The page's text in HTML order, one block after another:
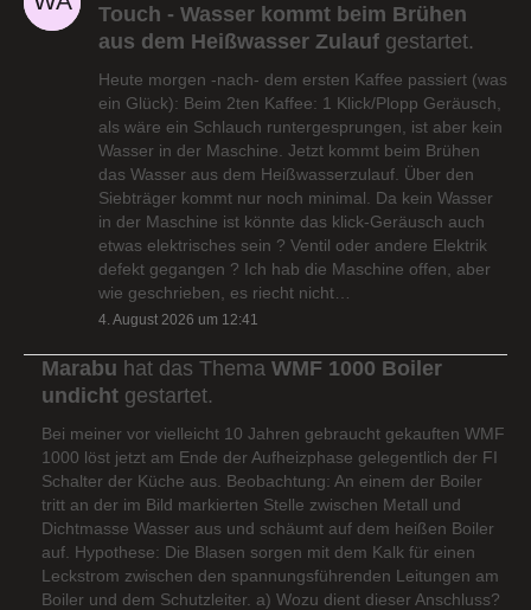
Touch - Wasser kommt beim Brühen
aus dem Heißwasser Zulauf gestartet.
Heute morgen -nach- dem ersten Kaffee passiert (was
ein Glück): Beim 2ten Kaffee: 1 Klick/Plopp Geräusch,
als wäre ein Schlauch runtergesprungen, ist aber kein
Wasser in der Maschine. Jetzt kommt beim Brühen
das Wasser aus dem Heißwasserzulauf. Über den
Siebträger kommt nur noch minimal. Da kein Wasser
in der Maschine ist könnte das klick-Geräusch auch
etwas elektrisches sein ? Ventil oder andere Elektrik
defekt gegangen ? Ich hab die Maschine offen, aber
wie geschrieben, es riecht nicht…
4. August 2026 um 12:41
Marabu hat das Thema WMF 1000 Boiler
undicht gestartet.
Bei meiner vor vielleicht 10 Jahren gebraucht gekauften WMF
1000 löst jetzt am Ende der Aufheizphase gelegentlich der FI
Schalter der Küche aus. Beobachtung: An einem der Boiler
tritt an der im Bild markierten Stelle zwischen Metall und
Dichtmasse Wasser aus und schäumt auf dem heißen Boiler
auf. Hypothese: Die Blasen sorgen mit dem Kalk für einen
Leckstrom zwischen den spannungsführenden Leitungen am
Boiler und dem Schutzleiter. a) Wozu dient dieser Anschluss?